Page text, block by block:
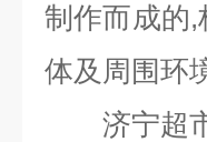
制作而成的,
体及周围环
济宁超市